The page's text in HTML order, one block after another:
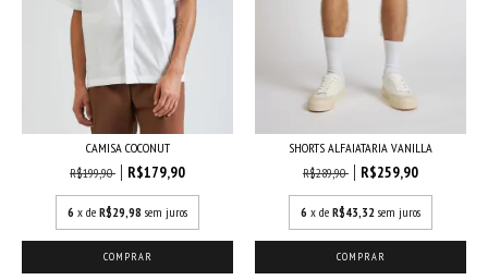
CAMISA COCONUT
R$199,90
R$179,90
6 x de R$29,98 sem juros
COMPRAR
SHORTS ALFAIATARIA VANILLA
R$289,90
R$259,90
6 x de R$43,32 sem juros
COMPRAR